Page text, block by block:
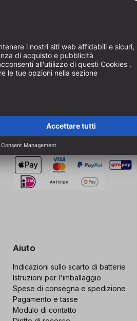
Per iscriverti alla nostra
necessario accettare i cookie di
Gestisci impostazioni cookie
Pagamento
Aiuto
Indicazioni sullo scarto di batterie
Istruzioni per l'imballaggio
Spese di consegna e spedizione
Pagamento e tasse
Modulo di contatto